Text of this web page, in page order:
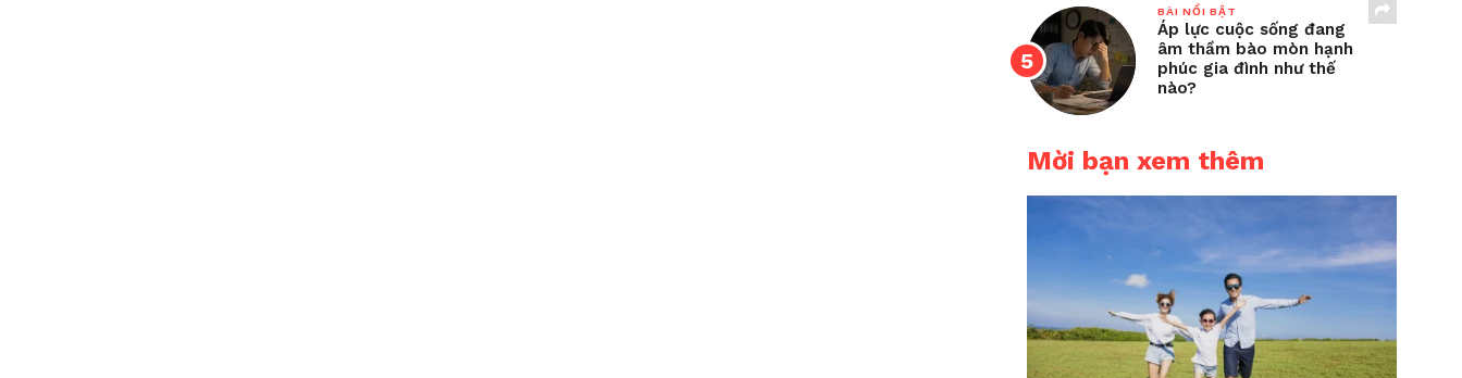
BÀI NỔI BẬT
Áp lực cuộc sống đang
âm thầm bào mòn hạnh
phúc gia đình như thế
nào?
Mời bạn xem thêm